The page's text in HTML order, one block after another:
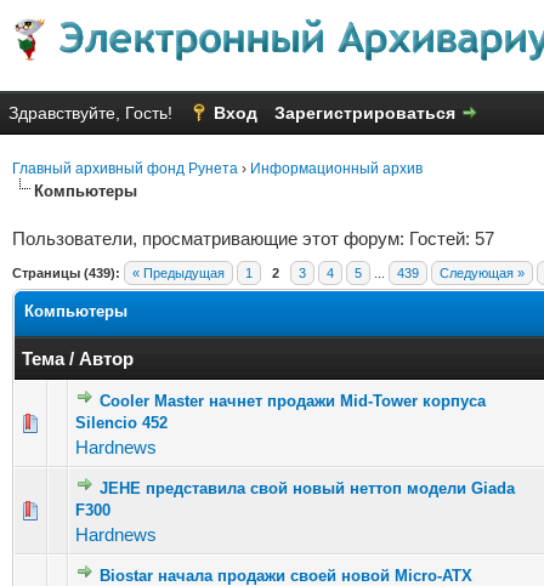
Здравствуйте, Гость! Вход Зарегистрироваться
Главный архивный фонд Рунета › Информационный архив
Компьютеры
Пользователи, просматривающие этот форум: Гостей: 57
Страницы (439): « Предыдущая 1 2 3 4 5 439 Следующая »
Компьютеры
Тема/ Автор
Cooler Master начнет продажи Mid-Tower корпуса
Silencio 452
Hardnews
Голосов: 23 - Средняя оценка: 2.7 из 5
JEHE представила свой новый неттоп модели Giada
F300
Hardnews
Голосов: 22 - Средняя оценка: 2.14 из 5
Biostar начала продажи своей новой Micro-ATX